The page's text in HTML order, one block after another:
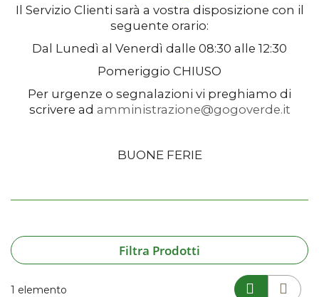
Il Servizio Clienti sarà a vostra disposizione con il
seguente orario:
Dal Lunedì al Venerdì dalle 08:30 alle 12:30
Pomeriggio CHIUSO
Per urgenze o segnalazioni vi preghiamo di
scrivere ad amministrazione@gogoverde.it
BUONE FERIE
Filtra Prodotti
1 elemento